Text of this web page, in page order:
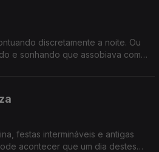
discretamente a noite. Ou
e sonhando que assobiava como
festas intermináveis e antigas
acontecer que um dia destes